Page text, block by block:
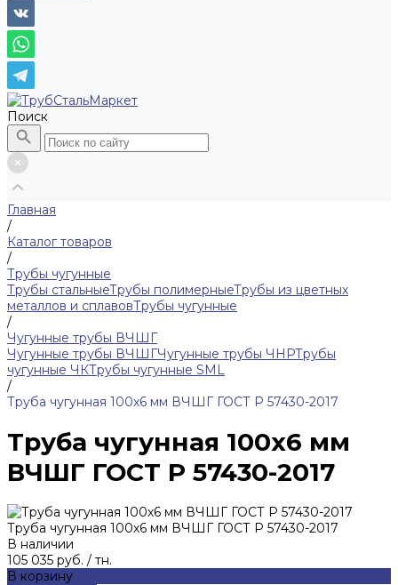
Поиск
Главная
/
Каталог товаров
/
Трубы чугунные
Трубы стальныеТрубы полимерныеТрубы из цветных
металлов и сплавовТрубы чугунные
/
Чугунные трубы ВЧШГ
Чугунные трубы ВЧШГЧугунные трубы ЧНРТрубы
чугунные ЧКТрубы чугунные SML
/
Труба чугунная 100х6 мм ВЧШГ ГОСТ Р 57430-2017
Труба чугунная 100х6 мм
ВЧШГ ГОСТ Р 57430-2017
Труба чугунная 100х6 мм ВЧШГ ГОСТ Р 57430-2017
В наличии
105 035 руб. / тн.
В корзину